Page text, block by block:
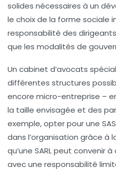
solides nécessaires à un
le choix de la forme sociale
responsabilité des
que les modalités de
Un cabinet d’avocats
différentes structures
encore micro-entreprise –
la taille envisagée et des
exemple, opter pour une
dans l’organisation grâce à
qu’une SARL peut convenir
avec une responsabilité